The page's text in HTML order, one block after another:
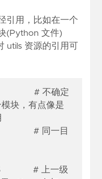
引用，比如在一个
(Python 文件)
utils 资源的引用可
# 不确定
块，有点像是
# 同一目
# 上一级